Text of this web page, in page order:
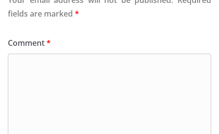
fields are marked *
Comment*